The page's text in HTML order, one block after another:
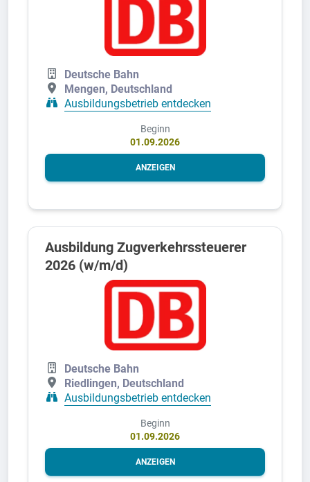
Deutsche Bahn
Mengen, Deutschland
Ausbildungsbetrieb entdecken
Beginn
01.09.2026
ANZEIGEN
Ausbildung Zugverkehrssteuerer
2026 (w/m/d)
Deutsche Bahn
Riedlingen, Deutschland
Ausbildungsbetrieb entdecken
Beginn
01.09.2026
ANZEIGEN